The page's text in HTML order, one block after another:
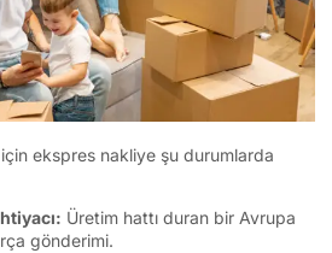
için ekspres nakliye şu durumlarda
Üretim hattı duran bir Avrupa
gönderimi.